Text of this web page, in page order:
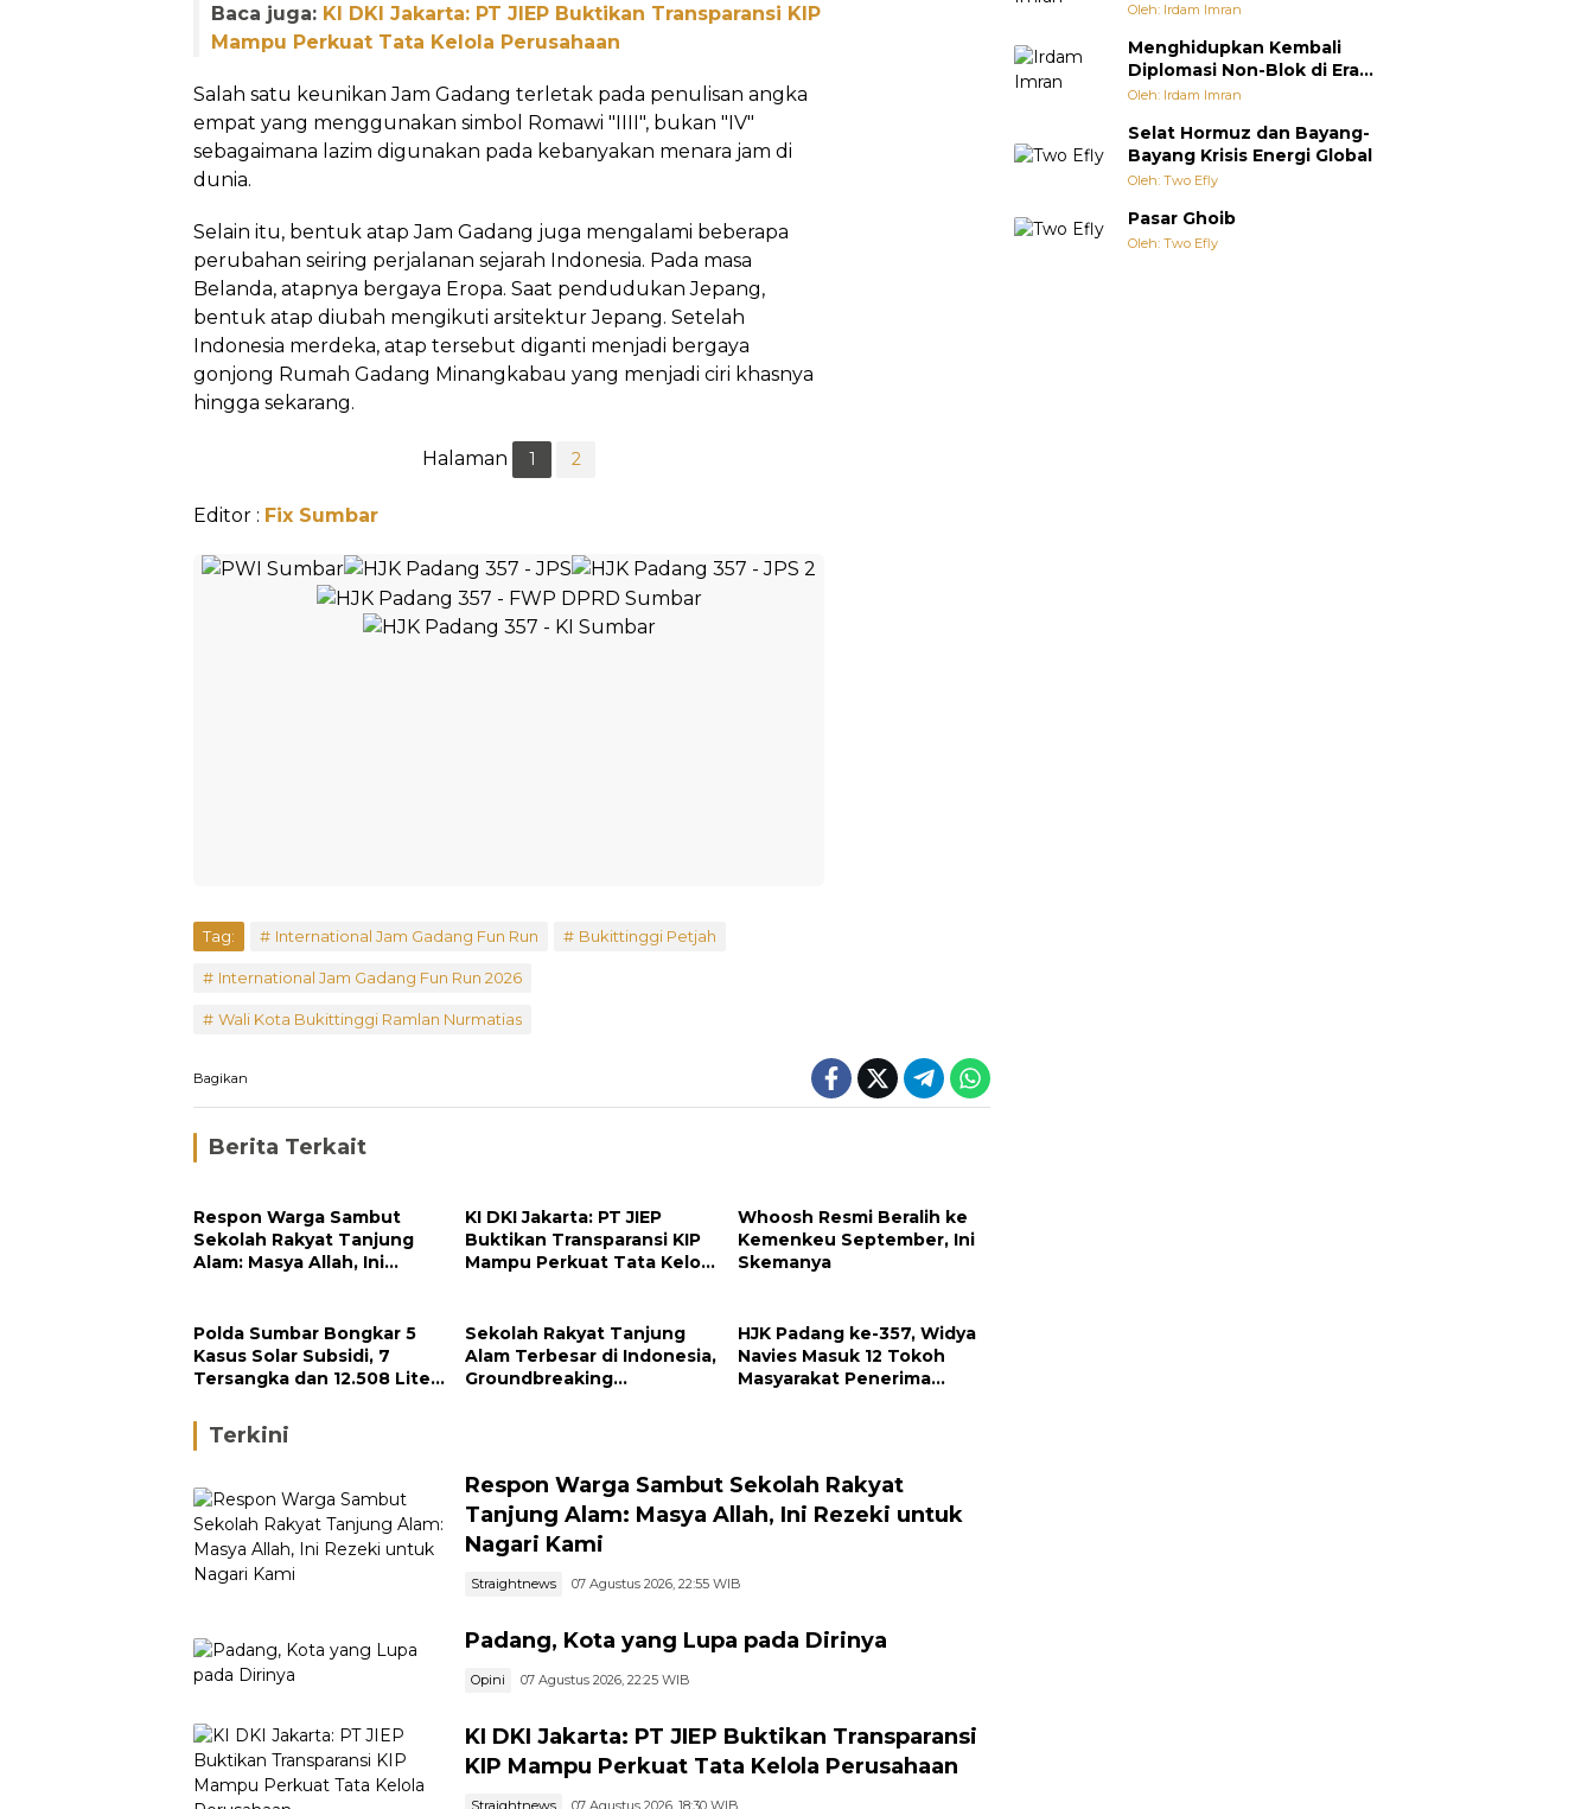
Baca juga: KI DKI Jakarta: PT JIEP Buktikan Transparansi KIP
Mampu Perkuat Tata Kelola Perusahaan
Salah satu keunikan Jam Gadang terletak pada penulisan angka
empat yang menggunakan simbol Romawi "IIII", bukan "IV"
sebagaimana lazim digunakan pada kebanyakan menara jam di
dunia.
Selain itu, bentuk atap Jam Gadang juga mengalami beberapa
perubahan seiring perjalanan sejarah Indonesia. Pada masa
Belanda, atapnya bergaya Eropa. Saat pendudukan Jepang,
bentuk atap diubah mengikuti arsitektur Jepang. Setelah
Indonesia merdeka, atap tersebut diganti menjadi bergaya
gonjong Rumah Gadang Minangkabau yang menjadi ciri khasnya
hingga sekarang.
Halaman 1 2
Editor : Fix Sumbar
Tag: International Jam Gadang Fun Run Bukittinggi Petjah
International Jam Gadang Fun Run 2026
Wali Kota Bukittinggi Ramlan Nurmatias
Bagikan
Berita Terkait
Respon Warga Sambut
Sekolah Rakyat Tanjung
Alam: Masya Allah, Ini
KI DKI Jakarta: PT JIEP
Buktikan Transparansi KIP
Mampu Perkuat Tata Kelola
Whoosh Resmi Beralih ke
Kemenkeu September, Ini
Skemanya
Polda Sumbar Bongkar 5
Kasus Solar Subsidi, 7
Tersangka dan 12.508 Liter
Sekolah Rakyat Tanjung
Alam Terbesar di Indonesia,
Groundbreaking
HJK Padang ke-357, Widya
Navies Masuk 12 Tokoh
Masyarakat Penerima
Terkini
Respon Warga Sambut Sekolah Rakyat
Tanjung Alam: Masya Allah, Ini Rezeki untuk
Nagari Kami
Straightnews 07 Agustus 2026, 22:55 WIB
Padang, Kota yang Lupa pada Dirinya
Opini 07 Agustus 2026, 22:25 WIB
KI DKI Jakarta: PT JIEP Buktikan Transparansi
KIP Mampu Perkuat Tata Kelola Perusahaan
Straightnews 07 Agustus 2026, 18:30 WIB
Oleh: Irdam Imran
Menghidupkan Kembali
Diplomasi Non-Blok di Era
Multipolar
Oleh: Irdam Imran
Selat Hormuz dan Bayang-
Bayang Krisis Energi Global
Oleh: Two Efly
Pasar Ghoib
Oleh: Two Efly